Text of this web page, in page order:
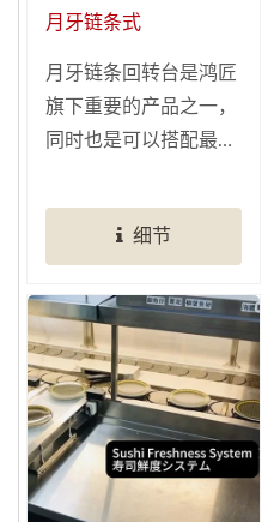
月牙链条式
月牙链条回转台是鸿匠
旗下重要的产品之一，
同时也是可以搭配最多
客户能够更轻松、灵活
地部署餐厅自动化。
作时马达音量低于75分
贝，实现滑顺与低噪音
的送餐体验。凭借超过
40年的产业经验与全球
5000+成功案例，我们
的设备品质备受肯定，
损坏率远低于1%。 此
细节